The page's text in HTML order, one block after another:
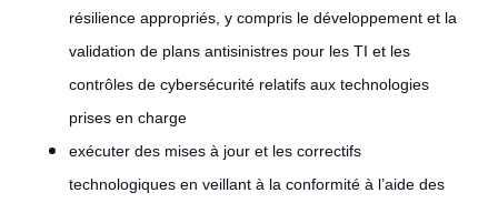
résilience appropriés, y compris le développement et la
validation de plans antisinistres pour les TI et les
contrôles de cybersécurité relatifs aux technologies
prises en charge
exécuter des mises à jour et les correctifs
technologiques en veillant à la conformité à l’aide des